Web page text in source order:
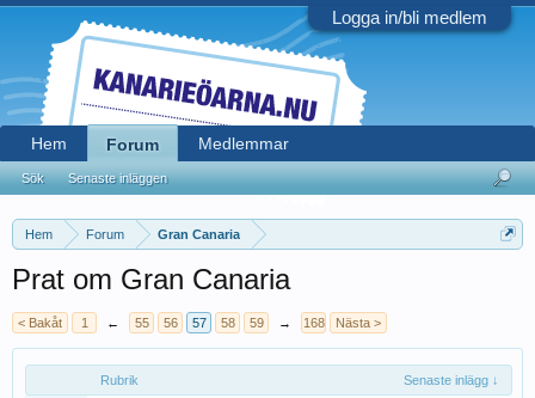
Logga in/bli medlem
Hem Forum Gran Canaria
Prat om Gran Canaria
< Bakåt 1 ← 55 56 57 58 59 → 168 Nästa >
Rubrik Senaste inlägg ↓
Hem Forum
Sök Senaste inläggen
Medlemmar